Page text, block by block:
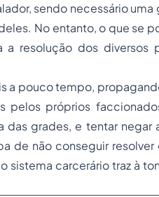
sendo necessário uma
No entanto, o que se
resolução dos diversos
a pouco tempo,
pelos próprios
grades, e tentar negar
de não conseguir resolver
sistema carcerário traz à